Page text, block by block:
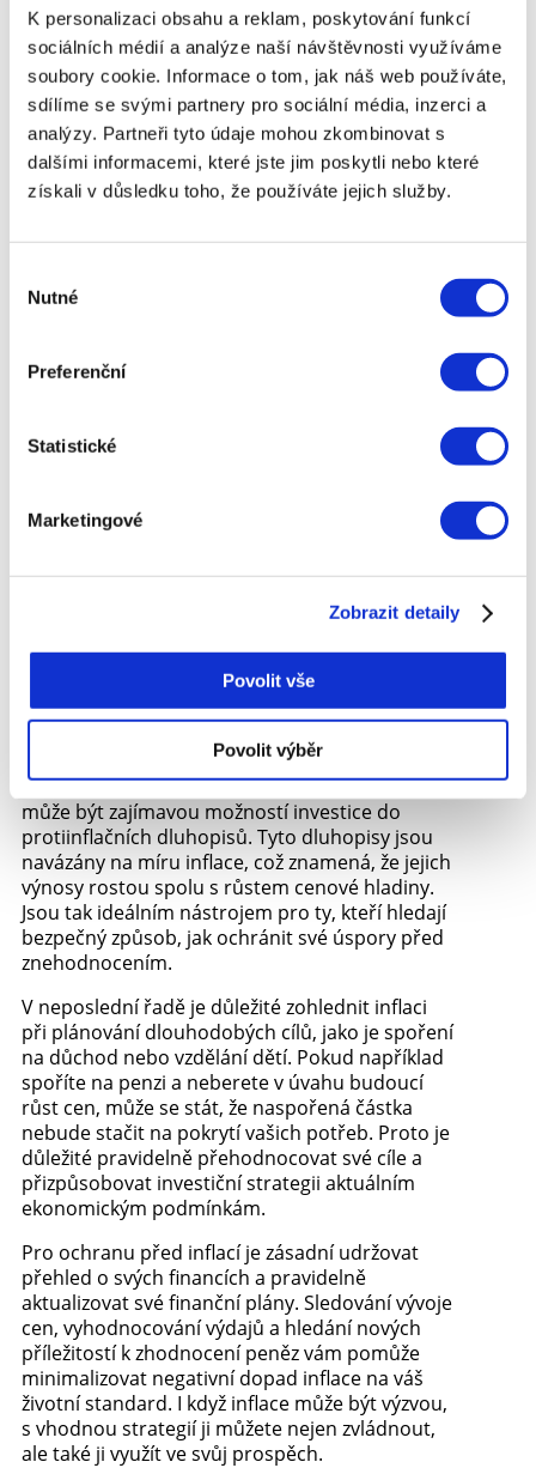
K personalizaci obsahu a reklam, poskytování funkcí
sociálních médií a analýze naší návštěvnosti využíváme
soubory cookie. Informace o tom, jak náš web používáte,
sdílíme se svými partnery pro sociální média, inzerci a
analýzy. Partneři tyto údaje mohou zkombinovat s
dalšími informacemi, které jste jim poskytli nebo které
získali v důsledku toho, že používáte jejich služby.
souhlasu
Nutné
Preferenční
Statistické
Marketingové
Zobrazit detaily
Povolit vše
Povolit výběr
Dalším způsobem, jak se bránit proti inflaci, je
pravidelné zvyšování příjmu. To může zahrnovat
vyjednání vyšší mzdy, hledání lépe placeného
zaměstnání nebo rozvoj dovedností, které
zvyšují vaši hodnotu na trhu práce. V době
rostoucích cen může být také vhodné hledat
možnosti přivýdělku, například prostřednictvím
freelance práce, drobného podnikání nebo
zahrnuje především výběr takových aktiv, která
hodnota obvykle roste rychleji než inflace.
Nemovitosti navíc mohou generovat pravidelný
před ztrátou kupní síly peněz.
akcií, zejména do společností, které jsou
potraviny nebo zdravotní péče, mají tendenci
jako je zlato nebo stříbro, jsou další klasickou
volbou, protože mají historicky tendenci
zvyšovat svou hodnotu v obdobích ekonomické
Pokud preferujete méně rizikové investice,
může být zajímavou možností investice do
protiinflačních dluhopisů. Tyto dluhopisy jsou
navázány na míru inflace, což znamená, že jejich
výnosy rostou spolu s růstem cenové hladiny.
Jsou tak ideálním nástrojem pro ty, kteří hledají
bezpečný způsob, jak ochránit své úspory před
znehodnocením.
V neposlední řadě je důležité zohlednit inflaci
při plánování dlouhodobých cílů, jako je spoření
na důchod nebo vzdělání dětí. Pokud například
spoříte na penzi a neberete v úvahu budoucí
růst cen, může se stát, že naspořená částka
nebude stačit na pokrytí vašich potřeb. Proto je
důležité pravidelně přehodnocovat své cíle a
přizpůsobovat investiční strategii aktuálním
ekonomickým podmínkám.
Pro ochranu před inflací je zásadní udržovat
přehled o svých financích a pravidelně
aktualizovat své finanční plány. Sledování vývoje
cen, vyhodnocování výdajů a hledání nových
příležitostí k zhodnocení peněz vám pomůže
minimalizovat negativní dopad inflace na váš
životní standard. I když inflace může být výzvou,
s vhodnou strategií ji můžete nejen zvládnout,
ale také ji využít ve svůj prospěch.